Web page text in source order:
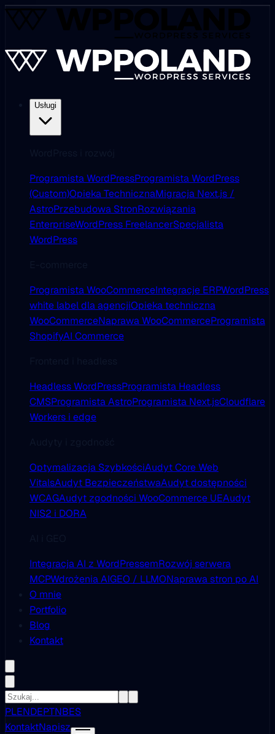
Usługi
Programista WordPressProgramista WordPress
(Custom)Opieka TechnicznaMigracja Next.js /
AstroPrzebudowa StronRozwiązania
EnterpriseWordPress FreelancerSpecjalista
WordPress
Programista WooCommerceIntegracje ERPWordPress
white label dla agencjiOpieka techniczna
WooCommerceNaprawa WooCommerceProgramista
ShopifyAI Commerce
Headless WordPressProgramista Headless
CMSProgramista AstroProgramista Next.jsCloudflare
Workers i edge
Optymalizacja SzybkościAudyt Core Web
VitalsAudyt BezpieczeństwaAudyt dostępności
WCAGAudyt zgodności WooCommerce UEAudyt
NIS2 i DORA
Integracja AI z WordPressemRozwój serwera
MCPWdrożenia AIGEO / LLMONaprawa stron po AI
O mnie
Portfolio
Blog
Kontakt
PLENDEPTNBES
KontaktNapisz